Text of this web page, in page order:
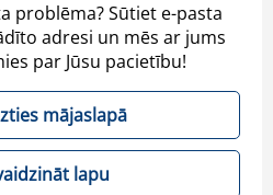
problēma? Sūtiet e-pasta
adresi un mēs ar jums
par Jūsu pacietību!
mājaslapā
lapu